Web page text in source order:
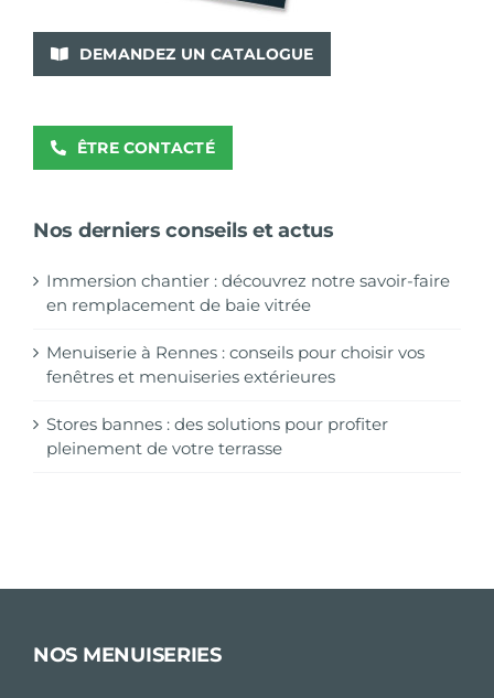
DEMANDEZ UN CATALOGUE
ÊTRE CONTACTÉ
Nos derniers conseils et actus
Immersion chantier : découvrez notre savoir-faire
en remplacement de baie vitrée
Menuiserie à Rennes : conseils pour choisir vos
fenêtres et menuiseries extérieures
Stores bannes : des solutions pour profiter
pleinement de votre terrasse
NOS MENUISERIES